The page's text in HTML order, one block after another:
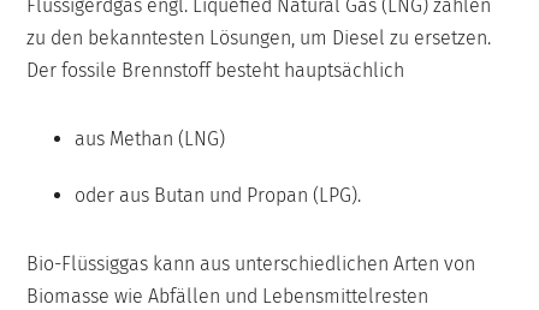
Flüssigerdgas engl. Liquefied Natural Gas (LNG) zählen
zu den bekanntesten Lösungen, um Diesel zu ersetzen.
Der fossile Brennstoff besteht hauptsächlich
aus Methan (LNG)
oder aus Butan und Propan (LPG).
Bio-Flüssiggas kann aus unterschiedlichen Arten von
Biomasse wie Abfällen und Lebensmittelresten